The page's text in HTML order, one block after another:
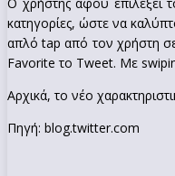
κατηγορίες, ώστε να
απλό tap από τον χρήστη
Favorite το Tweet. Με
Αρχικά, το νέο
Πηγή: blog.twitter.com